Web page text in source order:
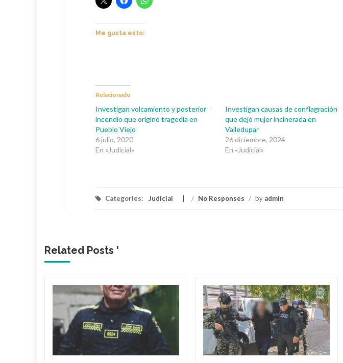
Me gusta esto:
Relacionado
Investigan volcamiento y posterior
incendio que originó tragedia en
Pueblo Viejo
6 julio, 2020
En «Judicial»
Investigan causas de conflagración
que dejó mujer incinerada en
Valledupar
26 diciembre, 2024
En «Judicial»
Categories: Judicial / No Responses / by admin
Related Posts '